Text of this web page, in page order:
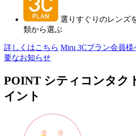
選りすぐりのレンズ
類から選ぶ
詳しくはこちら Miru 3Cプラン会員
要なお知らせ
POINT シティコンタク
イント